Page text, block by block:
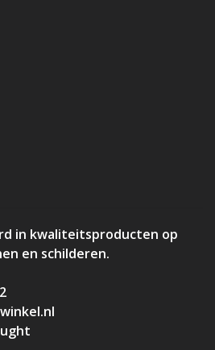
in kwaliteitsproducten op
en schilderen.